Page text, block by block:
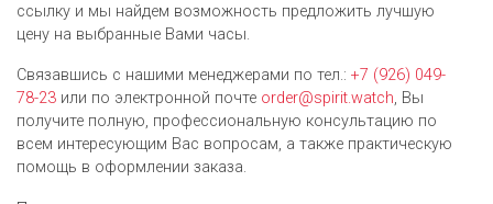
ссылку и мы найдем возможность предложить лучшую
цену на выбранные Вами часы.
Связавшись с нашими менеджерами по тел.: +7 (926) 049-
78-23 или по электронной почте order@spirit.watch, Вы
получите полную, профессиональную консультацию по
всем интересующим Вас вопросам, а также практическую
помощь в оформлении заказа.